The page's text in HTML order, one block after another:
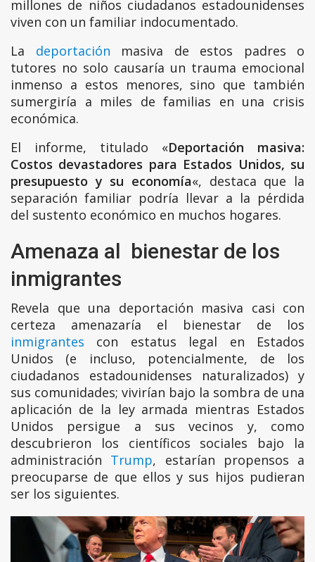
millones de niños ciudadanos estadounidenses
viven con un familiar indocumentado.
La deportación masiva de estos padres o
tutores no solo causaría un trauma emocional
inmenso a estos menores, sino que también
sumergiría a miles de familias en una crisis
económica.
El informe, titulado «Deportación masiva:
Costos devastadores para Estados Unidos, su
presupuesto y su economía«, destaca que la
separación familiar podría llevar a la pérdida
del sustento económico en muchos hogares.
Amenaza al bienestar de los
inmigrantes
Revela que una deportación masiva casi con
certeza amenazaría el bienestar de los
inmigrantes con estatus legal en Estados
Unidos (e incluso, potencialmente, de los
ciudadanos estadounidenses naturalizados) y
sus comunidades; vivirían bajo la sombra de una
aplicación de la ley armada mientras Estados
Unidos persigue a sus vecinos y, como
descubrieron los científicos sociales bajo la
administración Trump, estarían propensos a
preocuparse de que ellos y sus hijos pudieran
ser los siguientes.